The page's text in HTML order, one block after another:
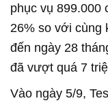
phục vụ 899.000
26% so với cùng
đến ngày 28
đã vượt quá 7
Vào ngày 5/9,